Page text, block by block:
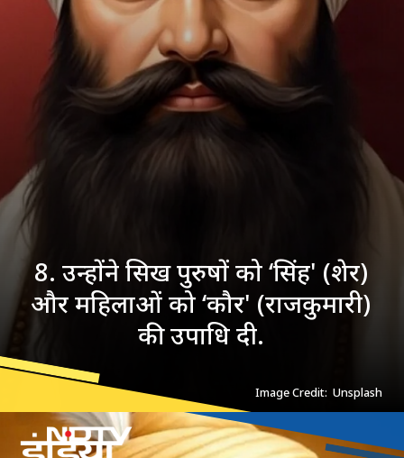
8. उन्होंने सिख पुरुषों को ‘सिंह' (शेर)
और महिलाओं को ‘कौर' (राजकुमारी)
की उपाधि दी.
Image Credit: Unsplash